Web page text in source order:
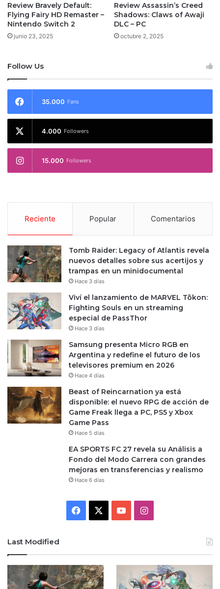
Review Bravely Default:
Flying Fairy HD Remaster –
Nintendo Switch 2
junio 23, 2025
Review Assassin’s Creed
Shadows: Claws of Awaji
DLC – PC
octubre 2, 2025
Follow Us
35.000 Fans
4.000 Followers
15.000 Followers
Reciente Popular Comentarios
Tomb Raider: Legacy of Atlantis revela
nuevos detalles sobre sus acertijos y
trampas en un minidocumental
Hace 3 días
Viví el lanzamiento de MARVEL Tōkon:
Fighting Souls en un streaming
especial de PassThor
Hace 3 días
Samsung presenta Micro RGB en
Argentina y redefine el futuro de los
televisores premium en 2026
Hace 4 días
Beast of Reincarnation ya está
disponible: el nuevo RPG de acción de
Game Freak llega a PC, PS5 y Xbox
Game Pass
Hace 5 días
EA SPORTS FC 27 revela su Análisis a
Fondo del Modo Carrera con grandes
mejoras en transferencias y realismo
Hace 6 días
Facebook YouTubeInstagram
Last Modified